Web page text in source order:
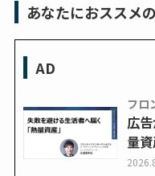
あなたにおススメ
AD
フロ
広
量